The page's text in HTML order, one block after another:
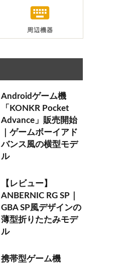
keyboard
周辺機器
Androidゲーム機
「KONKR Pocket
Advance」販売開始
｜ゲームボーイアド
バンス風の横型モデ
ル
【レビュー】
ANBERNIC RG SP｜
GBA SP風デザインの
薄型折りたたみモデ
ル
携帯型ゲーム機